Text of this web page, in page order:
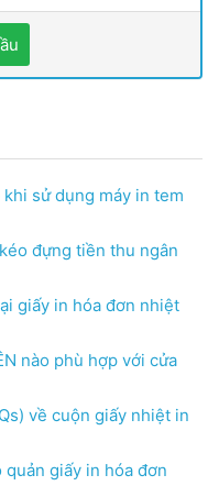
sử dụng máy in tem
đựng tiền thu ngân
giấy in hóa đơn nhiệt
nào phù hợp với cửa
về cuộn giấy nhiệt in
giấy in hóa đơn